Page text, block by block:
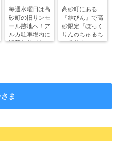
毎週水曜日は高
砂町の旧サンモ
ール跡地へ！ア
ルカ駐車場内に
週替わりでキッ
高砂町にある
『結びん』で高
砂限定『ぼっく
りんのちゅるち
ゅるりん♪シー
ま